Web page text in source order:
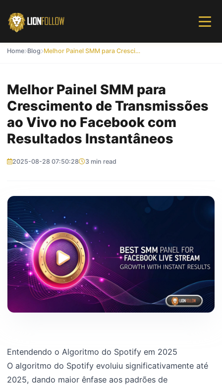
Home Blog Melhor Painel SMM para Crescimento de Transmissões ao Vivo no Facebook com Resultados Instantâneos
Melhor Painel SMM para
Crescimento de Transmissões
ao Vivo no Facebook com
Resultados Instantâneos
2025-08-28 07:50:28 3 min read
Entendendo o Algoritmo do Spotify em 2025
O algoritmo do Spotify evoluiu significativamente até
2025, dando maior ênfase aos padrões de